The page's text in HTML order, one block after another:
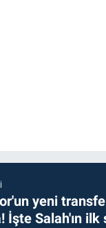
yeni
İşte Salah'ın ilk